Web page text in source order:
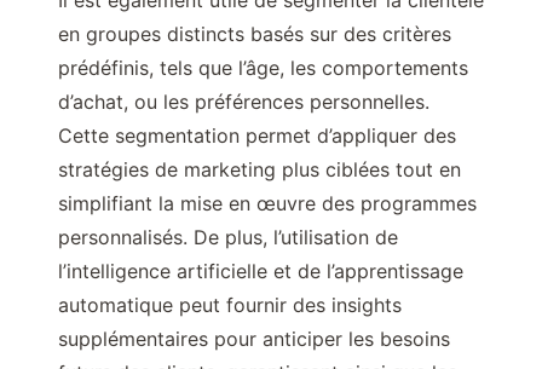
en groupes distincts basés sur des critères
prédéfinis, tels que l’âge, les comportements
d’achat, ou les préférences personnelles.
Cette segmentation permet d’appliquer des
stratégies de marketing plus ciblées tout en
simplifiant la mise en œuvre des programmes
personnalisés. De plus, l’utilisation de
l’intelligence artificielle et de l’apprentissage
automatique peut fournir des insights
supplémentaires pour anticiper les besoins